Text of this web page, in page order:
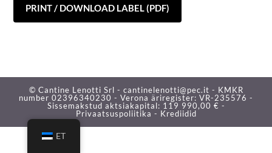
PRINT / DOWNLOAD LABEL (PDF)
© Cantine Lenotti Srl - cantinelenotti@pec.it - KMKR
number 02396340230 - Verona äriregister: VR-235576 -
Sissemakstud aktsiakapital: 119 990,00 € -
Privaatsuspoliitika - Krediidid
ET